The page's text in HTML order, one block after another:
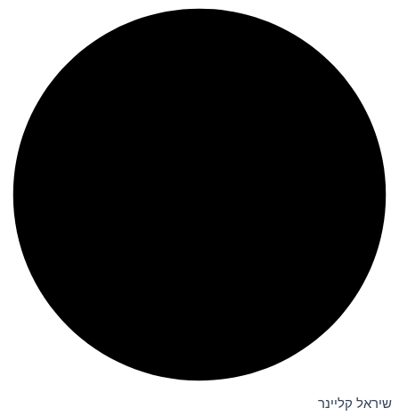
שיראל קליינר